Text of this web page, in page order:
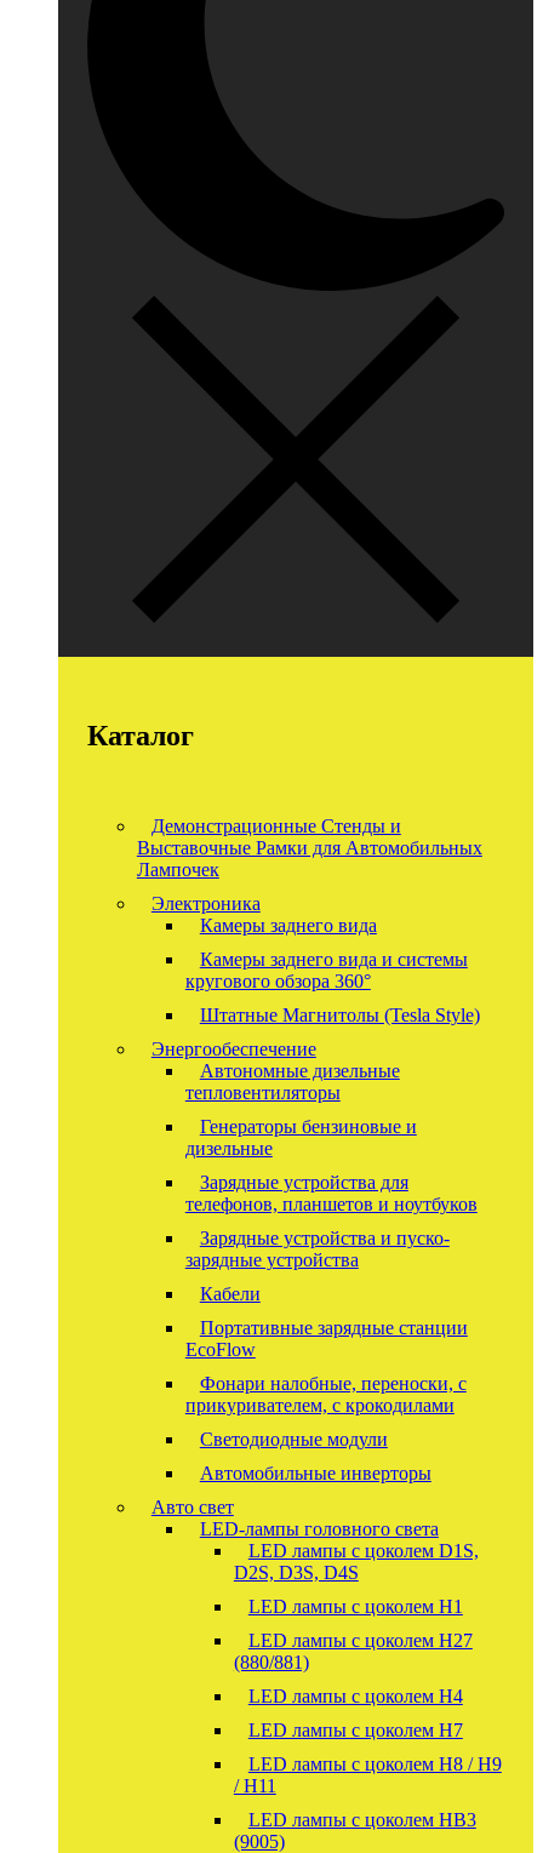
Каталог
Демонстрационные Стенды и
Выставочные Рамки для Автомобильных
Лампочек
Электроника
Камеры заднего вида
Камеры заднего вида и системы
кругового обзора 360°
Штатные Магнитолы (Tesla Style)
Энергообеспечение
Автономные дизельные
тепловентиляторы
Генераторы бензиновые и
дизельные
Зарядные устройства для
телефонов, планшетов и ноутбуков
Зарядные устройства и пуско-
зарядные устройства
Кабели
Портативные зарядные станции
EcoFlow
Фонари налобные, переноски, с
прикуривателем, с крокодилами
Светодиодные модули
Автомобильные инверторы
Авто свет
LED-лампы головного света
LED лампы с цоколем D1S,
D2S, D3S, D4S
LED лампы с цоколем H1
LED лампы с цоколем H27
(880/881)
LED лампы с цоколем H4
LED лампы с цоколем H7
LED лампы с цоколем H8 / H9
/ H11
LED лампы с цоколем HB3
(9005)